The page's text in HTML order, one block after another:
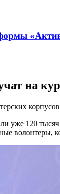
на
120
волонтеры,